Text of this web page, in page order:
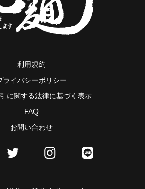
利用規約
ライバシーポリシー
に関する法律に基づく表示
FAQ
お問い合わせ